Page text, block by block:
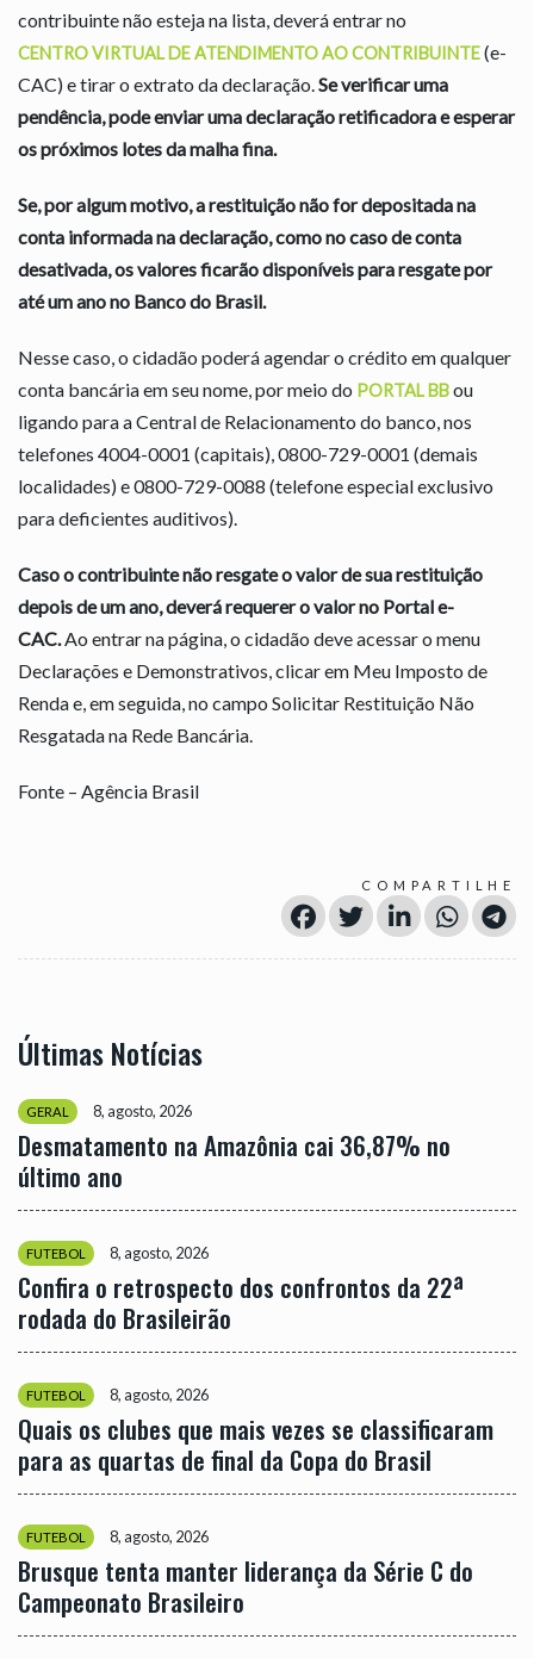
contribuinte não esteja na lista, deverá entrar no
CENTRO VIRTUAL DE ATENDIMENTO AO CONTRIBUINTE(e-
CAC) e tirar o extrato da declaração.Se verificar uma
pendência, pode enviar uma declaração retificadora e esperar
os próximos lotes da malha fina.
Se, por algum motivo, a restituição não for depositada na
conta informada na declaração, como no caso de conta
desativada, os valores ficarão disponíveis para resgate por
até um ano no Banco do Brasil.
Nesse caso, o cidadão poderá agendar o crédito em qualquer
conta bancária em seu nome, por meio do PORTAL BBou
ligando para a Central de Relacionamento do banco, nos
telefones 4004-0001 (capitais), 0800-729-0001 (demais
localidades) e 0800-729-0088 (telefone especial exclusivo
para deficientes auditivos).
Caso o contribuinte não resgate o valor de sua restituição
depois de um ano, deverá requerer o valor no Portal e-
CAC.Ao entrar na página, o cidadão deve acessar o menu
Declarações e Demonstrativos, clicar em Meu Imposto de
Renda e, em seguida, no campo Solicitar Restituição Não
Resgatada na Rede Bancária.
Fonte – Agência Brasil
COMPARTILHE
Últimas Notícias
GERAL 8, agosto, 2026
Desmatamento na Amazônia cai 36,87% no
último ano
FUTEBOL 8, agosto, 2026
Confira o retrospecto dos confrontos da 22ª
rodada do Brasileirão
FUTEBOL 8, agosto, 2026
Quais os clubes que mais vezes se classificaram
para as quartas de final da Copa do Brasil
FUTEBOL 8, agosto, 2026
Brusque tenta manter liderança da Série C do
Campeonato Brasileiro